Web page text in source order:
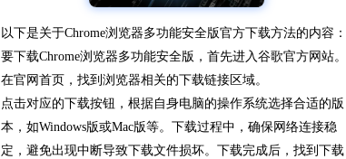
以下是关于Chrome浏览器多功能安全版官方下载方法的内容：
要下载Chrome浏览器多功能安全版，首先进入谷歌官方网站。
在官网首页，找到浏览器相关的下载链接区域。
点击对应的下载按钮，根据自身电脑的操作系统选择合适的版
本，如Windows版或Mac版等。下载过程中，确保网络连接稳
定，避免出现中断导致下载文件损坏。下载完成后，找到下载